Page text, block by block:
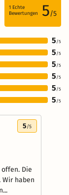
1 Echte
Bewertungen
5/5
5 /5
5 /5
5 /5
5 /5
5 /5
5 /5
5/5
Die
haben